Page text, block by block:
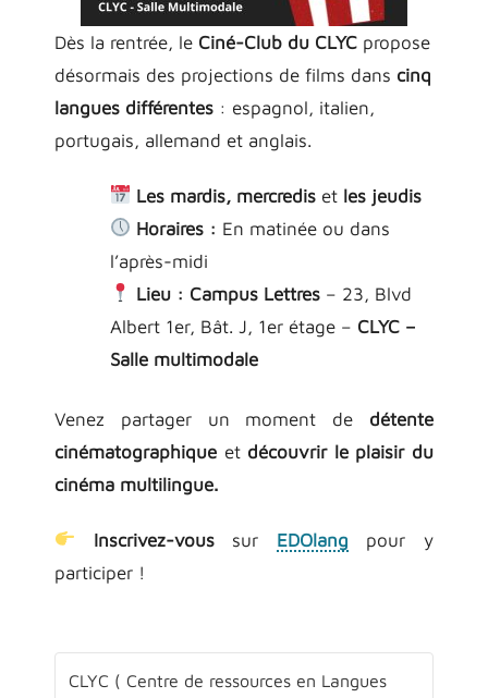
Dès la rentrée, le Ciné-Club du CLYC propose
désormais des projections de films dans cinq
langues différentes : espagnol, italien,
portugais, allemand et anglais.
Les mardis, mercredis et les jeudis
Horaires : En matinée ou dans
l’après-midi
Lieu : Campus Lettres – 23, Blvd
Albert 1er, Bât. J, 1er étage – CLYC –
Salle multimodale
Venez partager un moment de détente
cinématographique et découvrir le plaisir du
cinéma multilingue.
Inscrivez-vous sur EDOlang pour y
participer !
CLYC ( Centre de ressources en Langues